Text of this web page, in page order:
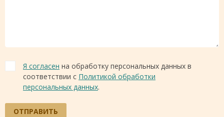
Я согласен на обработку персональных данных в
соответствии с Политикой обработки
персональных данных.
ОТПРАВИТЬ